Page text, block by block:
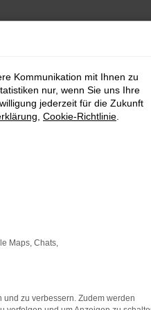
Seite in einem anderen
Kommunikation mit Ihnen zu
nur, wenn Sie uns Ihre
jederzeit für die Zukunft
Cookie-Richtlinie
Maps, Chats,
zu verbessern. Zudem werden